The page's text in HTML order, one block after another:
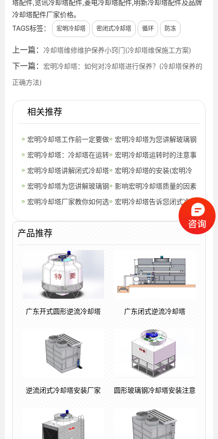
塔配件,览讯冷却塔配件,菱电冷却塔配件,明新冷却塔配件及品牌
冷却塔配件厂家价格。
TAGS标签：
宏明冷却塔 密闭式冷却塔 循环 防冻
上一篇： 冷却塔维修维护保养小窍门(冷却塔维保施工方案)
下一篇： 宏明冷却塔：如何对冷却塔进行保养？(冷却塔保养的
正确方法)
相关推荐
宏明冷却塔工作前一定要做
好准备工作(宏明冷却塔设
计)
宏明冷却塔为您讲解玻璃钢
逆流式冷却塔和横流式冷却
塔小知
宏明冷却塔：冷却塔在运转
中的常见问题(宏明冷却塔
简介)
宏明冷却塔运转时的注意事
项(宏明冷却塔维修)
宏明冷却塔讲解闭式冷却塔
_温度传感器以及它有哪些
特点(闭
宏明冷却塔的安装(宏明冷
却塔保养)
宏明冷却塔为您讲解玻璃钢
逆流式冷却塔和横流式冷却
影响宏明冷却塔质量的因素
在这里(冷却塔的检测要求
宏明冷却塔厂家教你如何选
塔生产厂家
宏明冷却塔告诉您闭式冷却
塔工作效率的提高妙招(闭
产品推荐
广东开式圆形逆流冷却塔 广东闭式逆流冷却塔
逆流闭式冷却塔安装厂家 圆形玻璃钢冷却塔安装注意